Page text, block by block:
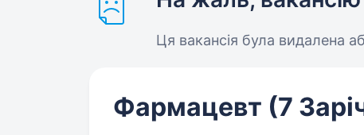
Ця вакансія була видалена
Фармацевт (7